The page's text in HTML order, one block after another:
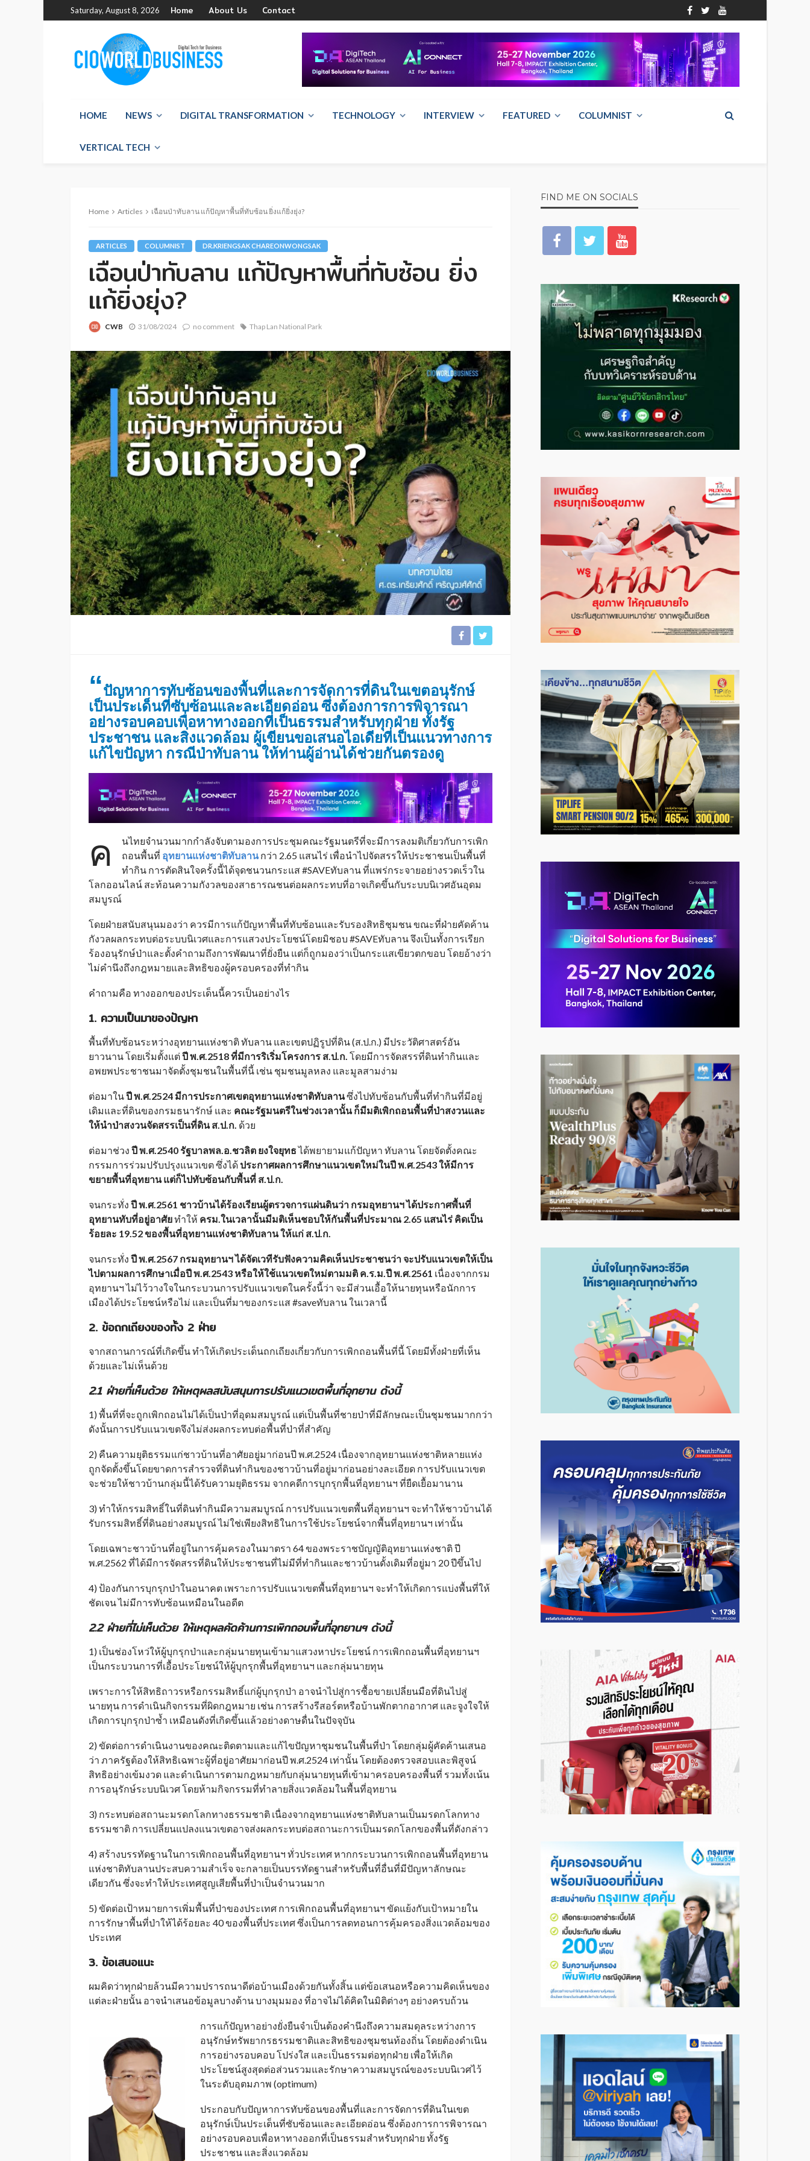
Saturday, August 8, 2026 Home About Us Contact
HOME NEWS DIGITAL TRANSFORMATION TECHNOLOGY INTERVIEW FEATURED COLUMNIST
VERTICAL TECH
Home Articles เฉือนป่าทับลาน แก้ปัญหาพื้นที่ทับซ้อน ยิ่งแก้ยิ่งยุ่ง?
ARTICLES COLUMNIST DR.KRIENGSAK CHAREONWONGSAK
เฉือนป่าทับลาน แก้ปัญหาพื้นที่ทับซ้อน ยิ่ง
แก้ยิ่งยุ่ง?
CWB 31/08/2024 no comment Thap Lan National Park
“ปัญหาการทับซ้อนของพื้นที่และการจัดการที่ดินในเขตอนุรักษ์
เป็นประเด็นที่ซับซ้อนและละเอียดอ่อน ซึ่งต้องการการพิจารณา
อย่างรอบคอบเพื่อหาทางออกที่เป็นธรรมสำหรับทุกฝ่าย ทั้งรัฐ
ประชาชน และสิ่งแวดล้อม ผู้เขียนขอเสนอไอเดียที่เป็นแนวทางการ
แก้ไขปัญหา กรณีป่าทับลาน ให้ท่านผู้อ่านได้ช่วยกันตรองดู
ค
นไทยจำนวนมากกำลังจับตามองการประชุมคณะรัฐมนตรีที่จะมีการลงมติเกี่ยวกับการเพิก
ถอนพื้นที่ อุทยานแห่งชาติทับลานกว่า 2.65 แสนไร่ เพื่อนำไปจัดสรรให้ประชาชนเป็นพื้นที่
ทำกิน การตัดสินใจครั้งนี้ได้จุดชนวนกระแส #SAVEทับลาน ที่แพร่กระจายอย่างรวดเร็วใน
โลกออนไลน์ สะท้อนความกังวลของสาธารณชนต่อผลกระทบที่อาจเกิดขึ้นกับระบบนิเวศอันอุดม
สมบูรณ์
โดยฝ่ายสนับสนุนมองว่า ควรมีการแก้ปัญหาพื้นที่ทับซ้อนและรับรองสิทธิชุมชน ขณะที่ฝ่ายคัดค้าน
กังวลผลกระทบต่อระบบนิเวศและการแสวงประโยชน์โดยมิชอบ #SAVEทับลาน จึงเป็นทั้งการเรียก
ร้องอนุรักษ์ป่าและตั้งคำถามถึงการพัฒนาที่ยั่งยืน แต่ก็ถูกมองว่าเป็นกระแสเขียวตกขอบ โดยอ้างว่า
ไม่คำนึงถึงกฎหมายและสิทธิของผู้ครอบครองที่ทำกิน
คำถามคือ ทางออกของประเด็นนี้ควรเป็นอย่างไร
1. ความเป็นมาของปัญหา
พื้นที่ทับซ้อนระหว่างอุทยานแห่งชาติ ทับลาน และเขตปฏิรูปที่ดิน (ส.ป.ก.) มีประวัติศาสตร์อัน
ยาวนาน โดยเริ่มตั้งแต่ปี พ.ศ.2518 ที่มีการริเริ่มโครงการ ส.ป.ก. โดยมีการจัดสรรที่ดินทำกินและ
อพยพประชาชนมาจัดตั้งชุมชนในพื้นที่นี้ เช่น ชุมชนมูลหลง และมูลสามง่าม
ต่อมาในปี พ.ศ.2524 มีการประกาศเขตอุทยานแห่งชาติทับลานซึ่งไปทับซ้อนกับพื้นที่ทำกินที่มีอยู่
เดิมและที่ดินของกรมธนารักษ์ และ คณะรัฐมนตรีในช่วงเวลานั้น ก็มีมติเพิกถอนพื้นที่ป่าสงวนและ
ให้นำป่าสงวนจัดสรรเป็นที่ดิน ส.ป.ก. ด้วย
ต่อมาช่วง ปี พ.ศ.2540 รัฐบาลพล.อ.ชวลิต ยงใจยุทธได้พยายามแก้ปัญหา ทับลาน โดยจัดตั้งคณะ
กรรมการร่วมปรับปรุงแนวเขต ซึ่งได้ ประกาศผลการศึกษาแนวเขตใหม่ในปี พ.ศ.2543 ให้มีการ
ขยายพื้นที่อุทยาน แต่ก็ไปทับซ้อนกับพื้นที่ ส.ป.ก.
จนกระทั่ง ปี พ.ศ.2561 ชาวบ้านได้ร้องเรียนผู้ตรวจการแผ่นดินว่า กรมอุทยานฯ ได้ประกาศพื้นที่
อุทยานทับที่อยู่อาศัยทำให้ ครม.ในเวลานั้นมีมติเห็นชอบให้กันพื้นที่ประมาณ 2.65 แสนไร่ คิดเป็น
ร้อยละ 19.52 ของพื้นที่อุทยานแห่งชาติทับลาน ให้แก่ ส.ป.ก.
จนกระทั่ง ปี พ.ศ.2567 กรมอุทยานฯ ได้จัดเวทีรับฟังความคิดเห็นประชาชนว่า จะปรับแนวเขตให้เป็น
ไปตามผลการศึกษาเมื่อปี พ.ศ.2543 หรือให้ใช้แนวเขตใหม่ตามมติ ค.ร.ม.ปี พ.ศ.2561 เนื่องจากกรม
อุทยานฯ ไม่ไว้วางใจในกระบวนการปรับแนวเขตในครั้งนี้ว่า จะมีส่วนเอื้อให้นายทุนหรือนักการ
เมืองได้ประโยชน์หรือไม่ และเป็นที่มาของกระแส #saveทับลาน ในเวลานี้
2. ข้อถกเถียงของทั้ง 2 ฝ่าย
จากสถานการณ์ที่เกิดขึ้น ทำให้เกิดประเด็นถกเถียงเกี่ยวกับการเพิกถอนพื้นที่นี้ โดยมีทั้งฝ่ายที่เห็น
ด้วยและไม่เห็นด้วย
2.1 ฝ่ายที่เห็นด้วย ให้เหตุผลสนับสนุนการปรับแนวเขตพื้นที่อุทยาน ดังนี้
1) พื้นที่ที่จะถูกเพิกถอนไม่ได้เป็นป่าที่อุดมสมบูรณ์ แต่เป็นพื้นที่ชายป่าที่มีลักษณะเป็นชุมชนมากกว่า
ดังนั้นการปรับแนวเขตจึงไม่ส่งผลกระทบต่อพื้นที่ป่าที่สำคัญ
2) คืนความยุติธรรมแก่ชาวบ้านที่อาศัยอยู่มาก่อนปี พ.ศ.2524 เนื่องจากอุทยานแห่งชาติหลายแห่ง
ถูกจัดตั้งขึ้นโดยขาดการสำรวจที่ดินทำกินของชาวบ้านที่อยู่มาก่อนอย่างละเอียด การปรับแนวเขต
จะช่วยให้ชาวบ้านกลุ่มนี้ได้รับความยุติธรรม จากคดีการบุกรุกพื้นที่อุทยานฯ ที่ยืดเยื้อมานาน
3) ทำให้กรรมสิทธิ์ในที่ดินทำกินมีความสมบูรณ์ การปรับแนวเขตพื้นที่อุทยานฯ จะทำให้ชาวบ้านได้
รับกรรมสิทธิ์ที่ดินอย่างสมบูรณ์ ไม่ใช่เพียงสิทธิในการใช้ประโยชน์จากพื้นที่อุทยานฯ เท่านั้น
โดยเฉพาะชาวบ้านที่อยู่ในการคุ้มครองในมาตรา 64 ของพระราชบัญญัติอุทยานแห่งชาติ ปี
พ.ศ.2562 ที่ได้มีการจัดสรรที่ดินให้ประชาชนที่ไม่มีที่ทำกินและชาวบ้านดั้งเดิมที่อยู่มา 20 ปีขึ้นไป
4) ป้องกันการบุกรุกป่าในอนาคต เพราะการปรับแนวเขตพื้นที่อุทยานฯ จะทำให้เกิดการแบ่งพื้นที่ให้
ชัดเจน ไม่มีการทับซ้อนเหมือนในอดีต
2.2 ฝ่ายที่ไม่เห็นด้วย ให้เหตุผลคัดค้านการเพิกถอนพื้นที่อุทยานฯ ดังนี้
1) เป็นช่องโหว่ให้ผู้บุกรุกป่าและกลุ่มนายทุนเข้ามาแสวงหาประโยชน์ การเพิกถอนพื้นที่อุทยานฯ
เป็นกระบวนการที่เอื้อประโยชน์ให้ผู้บุกรุกพื้นที่อุทยานฯ และกลุ่มนายทุน
เพราะการให้สิทธิถาวรหรือกรรมสิทธิ์แก่ผู้บุกรุกป่า อาจนำไปสู่การซื้อขายเปลี่ยนมือที่ดินไปสู่
นายทุน การดำเนินกิจกรรมที่ผิดกฎหมาย เช่น การสร้างรีสอร์ตหรือบ้านพักตากอากาศ และจูงใจให้
เกิดการบุกรุกป่าซ้ำ เหมือนดังที่เกิดขึ้นแล้วอย่างดาษดื่นในปัจจุบัน
2) ขัดต่อการดำเนินงานของคณะติดตามและแก้ไขปัญหาชุมชนในพื้นที่ป่า โดยกลุ่มผู้คัดค้านเสนอ
ว่า ภาครัฐต้องให้สิทธิเฉพาะผู้ที่อยู่อาศัยมาก่อนปี พ.ศ.2524 เท่านั้น โดยต้องตรวจสอบและพิสูจน์
สิทธิอย่างเข้มงวด และดำเนินการตามกฎหมายกับกลุ่มนายทุนที่เข้ามาครอบครองพื้นที่ รวมทั้งเน้น
การอนุรักษ์ระบบนิเวศ โดยห้ามกิจกรรมที่ทำลายสิ่งแวดล้อมในพื้นที่อุทยาน
3) กระทบต่อสถานะมรดกโลกทางธรรมชาติ เนื่องจากอุทยานแห่งชาติทับลานเป็นมรดกโลกทาง
ธรรมชาติ การเปลี่ยนแปลงแนวเขตอาจส่งผลกระทบต่อสถานะการเป็นมรดกโลกของพื้นที่ดังกล่าว
4) สร้างบรรทัดฐานในการเพิกถอนพื้นที่อุทยานฯ ทั่วประเทศ หากกระบวนการเพิกถอนพื้นที่อุทยาน
แห่งชาติทับลานประสบความสำเร็จ จะกลายเป็นบรรทัดฐานสำหรับพื้นที่อื่นที่มีปัญหาลักษณะ
เดียวกัน ซึ่งจะทำให้ประเทศสูญเสียพื้นที่ป่าเป็นจำนวนมาก
5) ขัดต่อเป้าหมายการเพิ่มพื้นที่ป่าของประเทศ การเพิกถอนพื้นที่อุทยานฯ ขัดแย้งกับเป้าหมายใน
การรักษาพื้นที่ป่าให้ได้ร้อยละ 40 ของพื้นที่ประเทศ ซึ่งเป็นการลดทอนการคุ้มครองสิ่งแวดล้อมของ
ประเทศ
3. ข้อเสนอแนะ
ผมคิดว่าทุกฝ่ายล้วนมีความปรารถนาดีต่อบ้านเมืองด้วยกันทั้งสิ้น แต่ข้อเสนอหรือความคิดเห็นของ
แต่ละฝ่ายนั้น อาจนำเสนอข้อมูลบางด้าน บางมุมมอง ที่อาจไม่ได้คิดในมิติต่างๆ อย่างครบถ้วน
การแก้ปัญหาอย่างยั่งยืนจำเป็นต้องคำนึงถึงความสมดุลระหว่างการ
อนุรักษ์ทรัพยากรธรรมชาติและสิทธิของชุมชนท้องถิ่น โดยต้องดำเนิน
การอย่างรอบคอบ โปร่งใส และเป็นธรรมต่อทุกฝ่าย เพื่อให้เกิด
ประโยชน์สูงสุดต่อส่วนรวมและรักษาความสมบูรณ์ของระบบนิเวศไว้
ในระดับอุตมภาพ (optimum)
ประกอบกับปัญหาการทับซ้อนของพื้นที่และการจัดการที่ดินในเขต
อนุรักษ์เป็นประเด็นที่ซับซ้อนและละเอียดอ่อน ซึ่งต้องการการพิจารณา
อย่างรอบคอบเพื่อหาทางออกที่เป็นธรรมสำหรับทุกฝ่าย ทั้งรัฐ
ประชาชน และสิ่งแวดล้อม
FIND ME ON SOCIALS